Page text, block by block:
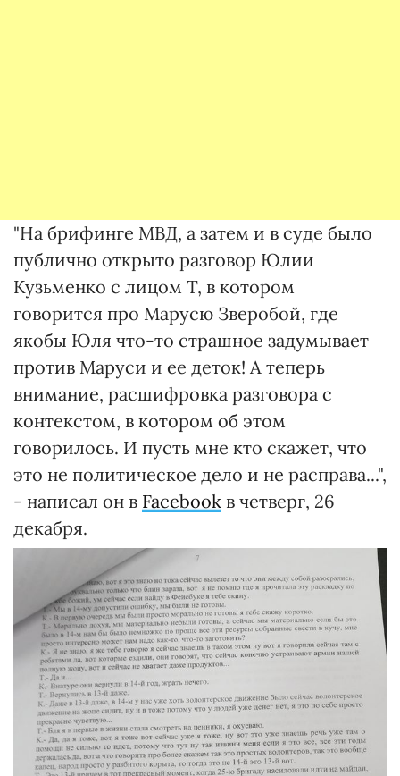
"На брифинге МВД, а затем и в суде было
публично открыто разговор Юлии
Кузьменко с лицом Т, в котором
говорится про Марусю Зверобой, где
якобы Юля что-то страшное задумывает
против Маруси и ее деток! А теперь
внимание, расшифровка разговора с
контекстом, в котором об этом
говорилось. И пусть мне кто скажет, что
это не политическое дело и не расправа...",
- написал он в Facebook в четверг, 26
декабря.